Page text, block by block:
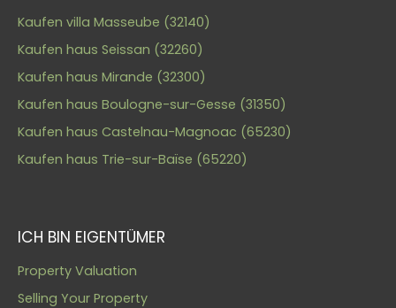
Kaufen villa Masseube (32140)
Kaufen haus Seissan (32260)
Kaufen haus Mirande (32300)
Kaufen haus Boulogne-sur-Gesse (31350)
Kaufen haus Castelnau-Magnoac (65230)
Kaufen haus Trie-sur-Baïse (65220)
ICH BIN EIGENTÜMER
Property Valuation
Selling Your Property